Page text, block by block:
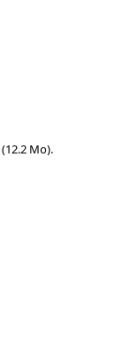
(12.2 Mo).